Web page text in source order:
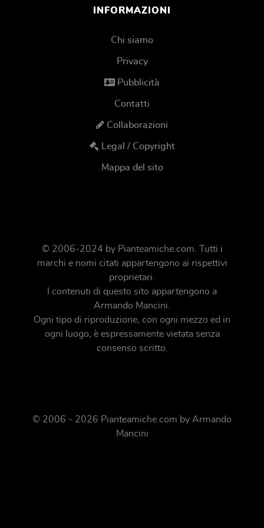
INFORMAZIONI
Chi siamo
Privacy
Pubblicità
Contatti
Collaborazioni
Legal / Copyright
Mappa del sito
© 2006-2024 by Pianteamiche.com . Tutti i
marchi e nomi citati appartengono ai rispettivi
proprietari.
I contenuti di questo sito appartengono a
Armando Mancini.
Ogni tipo di riproduzione, con ogni mezzo ed in
ogni luogo, è espressamente vietata senza
consenso scritto.
© 2006 - 2026 Pianteamiche.com by Armando
Mancini